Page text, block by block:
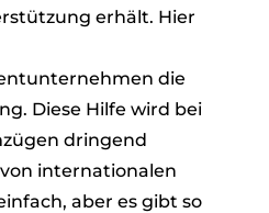
erhält. Hier
die
Diese Hilfe wird bei
dringend
internationalen
aber es gibt so